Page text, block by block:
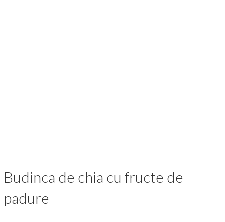
Budinca de chia cu fructe de
padure